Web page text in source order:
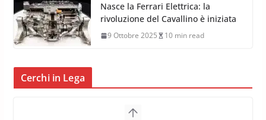
Nasce la Ferrari Elettrica: la
rivoluzione del Cavallino è iniziata
9 Ottobre 2025 10 min read
Cerchi in Lega